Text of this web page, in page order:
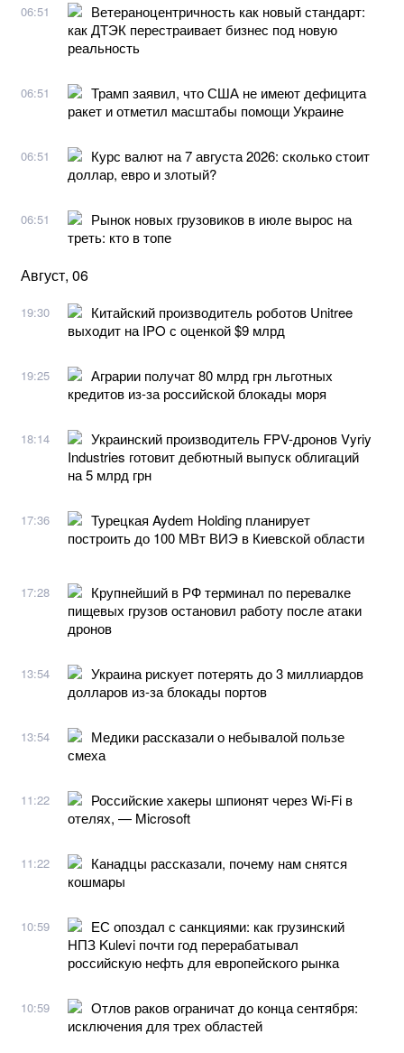
06:51
Ветераноцентричность как новый стандарт:
как ДТЭК перестраивает бизнес под новую
реальность
06:51
Трамп заявил, что США не имеют дефицита
ракет и отметил масштабы помощи Украине
06:51
Курс валют на 7 августа 2026: сколько стоит
доллар, евро и злотый?
06:51
Рынок новых грузовиков в июле вырос на
треть: кто в топе
Август, 06
19:30
Китайский производитель роботов Unitree
выходит на IPO с оценкой $9 млрд
19:25
Аграрии получат 80 млрд грн льготных
кредитов из-за российской блокады моря
18:14
Украинский производитель FPV-дронов Vyriy
Industries готовит дебютный выпуск облигаций
на 5 млрд грн
17:36
Турецкая Aydem Holding планирует
построить до 100 МВт ВИЭ в Киевской области
17:28
Крупнейший в РФ терминал по перевалке
пищевых грузов остановил работу после атаки
дронов
13:54
Украина рискует потерять до 3 миллиардов
долларов из-за блокады портов
13:54
Медики рассказали о небывалой пользе
смеха
11:22
Российские хакеры шпионят через Wi-Fi в
отелях, — Microsoft
11:22
Канадцы рассказали, почему нам снятся
кошмары
10:59
ЕС опоздал с санкциями: как грузинский
НПЗ Kulevi почти год перерабатывал
российскую нефть для европейского рынка
10:59
Отлов раков ограничат до конца сентября:
исключения для трех областей